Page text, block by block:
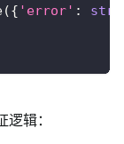
({ 'error' : str
辑：